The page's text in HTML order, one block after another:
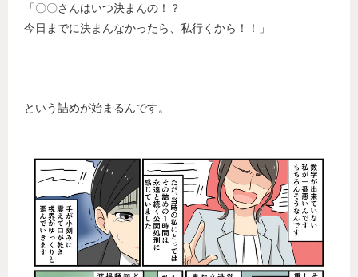
「〇〇さんはいつ決まんの！？
今日までに決まんなかったら、私行くから！！」
という詰めが始まるんです。